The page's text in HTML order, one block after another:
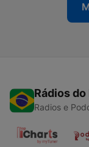
Rádios do
Radios e